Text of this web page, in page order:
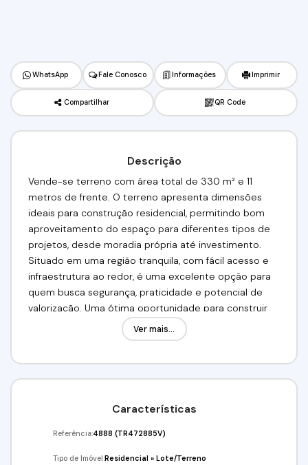
WhatsApp Fale Conosco Informações Imprimir
Compartilhar QR Code
Descrição
Vende-se terreno com área total de 330 m² e 11
metros de frente. O terreno apresenta dimensões
ideais para construção residencial, permitindo bom
aproveitamento do espaço para diferentes tipos de
projetos, desde moradia própria até investimento.
Situado em uma região tranquila, com fácil acesso e
infraestrutura ao redor, é uma excelente opção para
quem busca segurança, praticidade e potencial de
valorização. Uma ótima oportunidade para construir
ou investir em um local bem localizado e promissor.
Ver mais...
Características
Referência:4888 (TR472885V)
Tipo de Imóvel:Residencial »Lote/Terreno